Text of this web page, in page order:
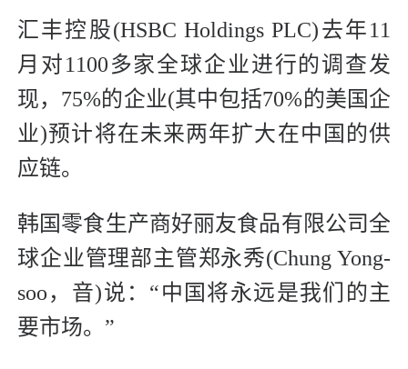
汇丰控股(HSBC Holdings PLC)去年11
月对1100多家全球企业进行的调查发
现，75%的企业(其中包括70%的美国企
业)预计将在未来两年扩大在中国的供
应链。
韩国零食生产商好丽友食品有限公司全
球企业管理部主管郑永秀(Chung Yong-
soo，音)说：“中国将永远是我们的主
要市场。”